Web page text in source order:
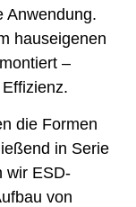
Anwendung.
hauseigenen
–
die Formen
in Serie
wir ESD-
von